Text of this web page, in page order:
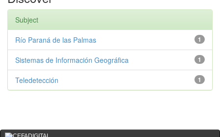
Subject
1
Río Paraná de las Palmas
1
Sistemas de Información Geográfica
1
Teledetección